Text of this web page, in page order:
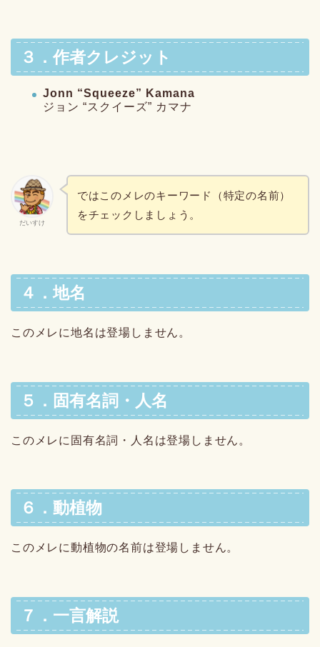
３．作者クレジット
Jonn “Squeeze” Kamana
ジョン “スクイーズ” カマナ
だいすけ
ではこのメレのキーワード（特定の名前）
をチェックしましょう。
４．地名
このメレに地名は登場しません。
５．固有名詞・人名
このメレに固有名詞・人名は登場しません。
６．動植物
このメレに動植物の名前は登場しません。
７．一言解説